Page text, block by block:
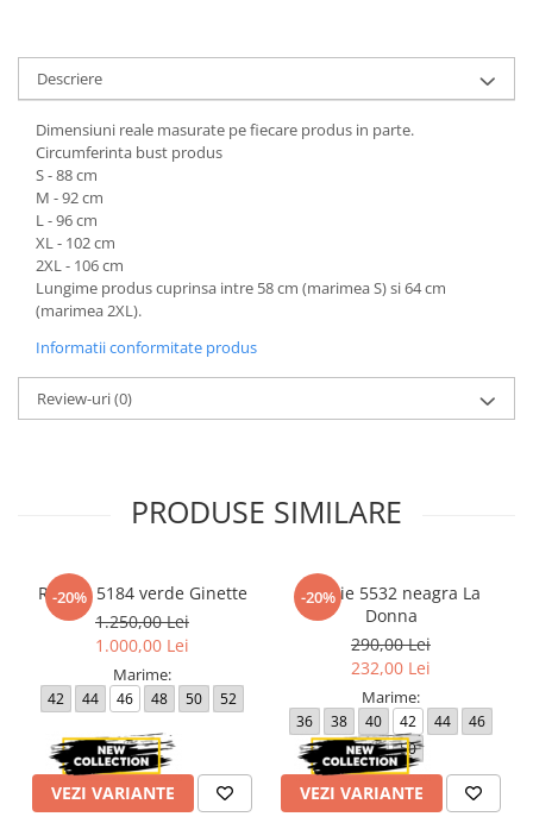
Descriere
Dimensiuni reale masurate pe fiecare produs in parte.
Circumferinta bust produs
S - 88 cm
M - 92 cm
L - 96 cm
XL - 102 cm
2XL - 106 cm
Lungime produs cuprinsa intre 58 cm (marimea S) si 64 cm
(marimea 2XL).
Informatii conformitate produs
Review-uri(0)
PRODUSE SIMILARE
-20%
Rochie 5184 verde Ginette
1.250,00 Lei
1.000,00 Lei
Marime:
42 44 46 48 50 52
VEZI VARIANTE
-20%
Rochie 5532 neagra La
Donna
290,00 Lei
232,00 Lei
Marime:
36 38 40 42 44
46
48
50
VEZI VARIANTE